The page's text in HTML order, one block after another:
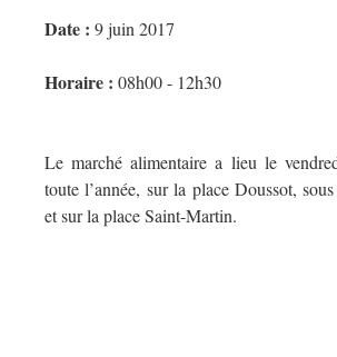
Date : 9 juin 2017
Horaire : 08h00 - 12h30
Le marché alimentaire a lieu le
toute l’année, sur la place Doussot,
et sur la place Saint-Martin.